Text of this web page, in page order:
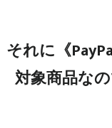
それに《
対象商品な